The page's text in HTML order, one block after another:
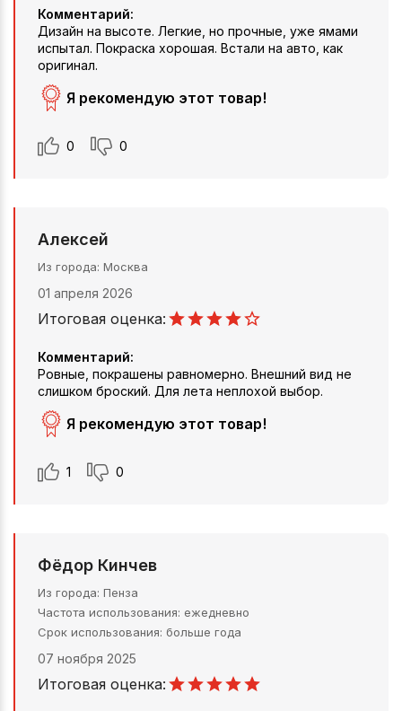
Комментарий:
Дизайн на высоте. Легкие, но прочные, уже ямами
испытал. Покраска хорошая. Встали на авто, как
оригинал.
Я рекомендую этот товар!
0 0
Алексей
Из города Москва
01 апреля 2026
Итоговая оценка:
Комментарий:
Ровные, покрашены равномерно. Внешний вид не
слишком броский. Для лета неплохой выбор.
Я рекомендую этот товар!
1 0
Фёдор Кинчев
Из города Пенза
Частота использования ежедневно
Срок использования больше года
07 ноября 2025
Итоговая оценка: